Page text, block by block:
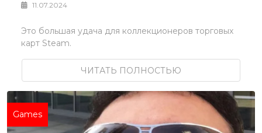
11.07.2024
Это большая удача для коллекционеров торговых
карт Steam.
ЧИТАТЬ ПОЛНОСТЬЮ
Games